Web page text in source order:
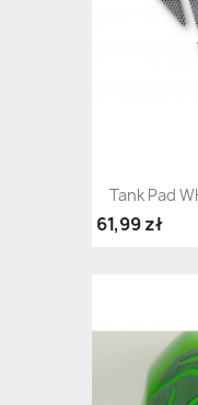
Tank Pad
61,99 zł